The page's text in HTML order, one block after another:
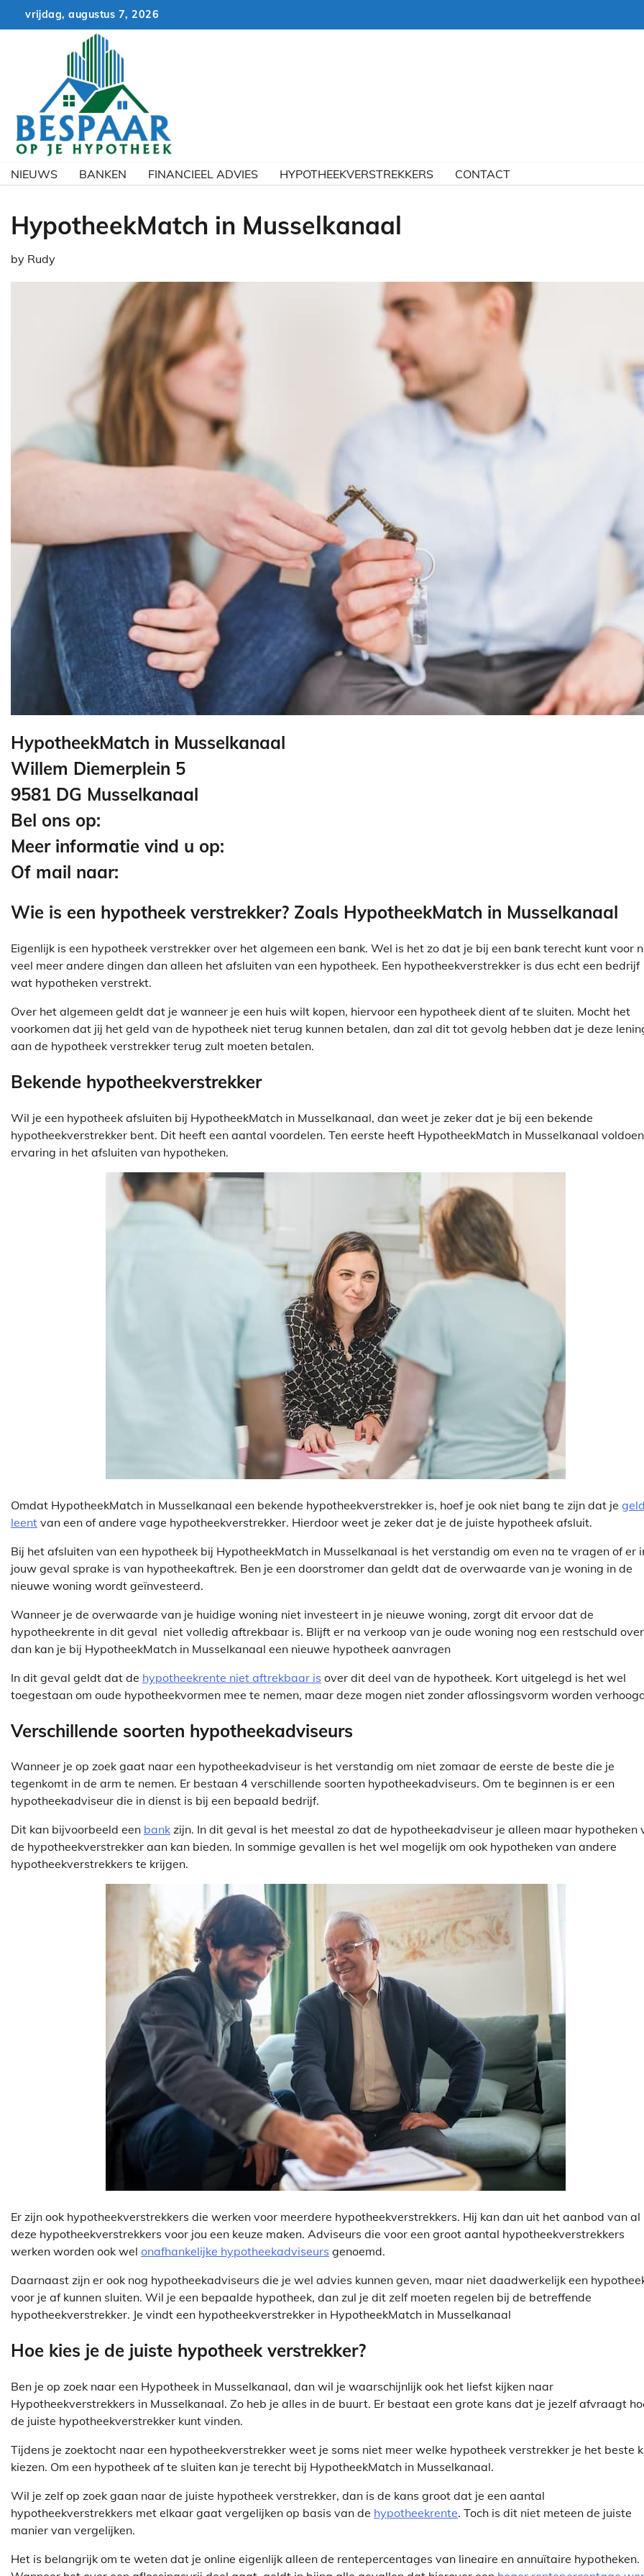
vrijdag, augustus 7, 2026
NIEUWS BANKEN FINANCIEEL ADVIES HYPOTHEEKVERSTREKKERS CONTACT
HypotheekMatch in Musselkanaal
by Rudy
HypotheekMatch in Musselkanaal
Willem Diemerplein 5
9581 DG Musselkanaal
Bel ons op:
Meer informatie vind u op:
Of mail naar:
Wie is een hypotheek verstrekker? Zoals HypotheekMatch in Musselkanaal
Eigenlijk is een hypotheek verstrekker over het algemeen een bank. Wel is het zo dat je bij een bank terecht kunt voor
veel meer andere dingen dan alleen het afsluiten van een hypotheek. Een hypotheekverstrekker is dus echt een bedrijf
wat hypotheken verstrekt.
Over het algemeen geldt dat je wanneer je een huis wilt kopen, hiervoor een hypotheek dient af te sluiten. Mocht het
voorkomen dat jij het geld van de hypotheek niet terug kunnen betalen, dan zal dit tot gevolg hebben dat je deze
aan de hypotheek verstrekker terug zult moeten betalen.
Bekende hypotheekverstrekker
Wil je een hypotheek afsluiten bij HypotheekMatch in Musselkanaal, dan weet je zeker dat je bij een bekende
hypotheekverstrekker bent. Dit heeft een aantal voordelen. Ten eerste heeft HypotheekMatch in Musselkanaal
ervaring in het afsluiten van hypotheken.
Omdat HypotheekMatch in Musselkanaal een bekende hypotheekverstrekker is, hoef je ook niet bang te zijn dat je
leent van een of andere vage hypotheekverstrekker. Hierdoor weet je zeker dat je de juiste hypotheek afsluit.
Bij het afsluiten van een hypotheek bij HypotheekMatch in Musselkanaal is het verstandig om even na te vragen of er
jouw geval sprake is van hypotheekaftrek. Ben je een doorstromer dan geldt dat de overwaarde van je woning in de
nieuwe woning wordt geïnvesteerd.
Wanneer je de overwaarde van je huidige woning niet investeert in je nieuwe woning, zorgt dit ervoor dat de
hypotheekrente in dit geval niet volledig aftrekbaar is. Blijft er na verkoop van je oude woning nog een restschuld
dan kan je bij HypotheekMatch in Musselkanaal een nieuwe hypotheek aanvragen
In dit geval geldt dat de hypotheekrente niet aftrekbaar is over dit deel van de hypotheek. Kort uitgelegd is het wel
toegestaan om oude hypotheekvormen mee te nemen, maar deze mogen niet zonder aflossingsvorm worden
Verschillende soorten hypotheekadviseurs
Wanneer je op zoek gaat naar een hypotheekadviseur is het verstandig om niet zomaar de eerste de beste die je
tegenkomt in de arm te nemen. Er bestaan 4 verschillende soorten hypotheekadviseurs. Om te beginnen is er een
hypotheekadviseur die in dienst is bij een bepaald bedrijf.
Dit kan bijvoorbeeld een bank zijn. In dit geval is het meestal zo dat de hypotheekadviseur je alleen maar hypotheken
de hypotheekverstrekker aan kan bieden. In sommige gevallen is het wel mogelijk om ook hypotheken van andere
hypotheekverstrekkers te krijgen.
Er zijn ook hypotheekverstrekkers die werken voor meerdere hypotheekverstrekkers. Hij kan dan uit het aanbod van al
deze hypotheekverstrekkers voor jou een keuze maken. Adviseurs die voor een groot aantal hypotheekverstrekkers
werken worden ook wel onafhankelijke hypotheekadviseurs genoemd.
Daarnaast zijn er ook nog hypotheekadviseurs die je wel advies kunnen geven, maar niet daadwerkelijk een
voor je af kunnen sluiten. Wil je een bepaalde hypotheek, dan zul je dit zelf moeten regelen bij de betreffende
hypotheekverstrekker. Je vindt een hypotheekverstrekker in HypotheekMatch in Musselkanaal
Hoe kies je de juiste hypotheek verstrekker?
Ben je op zoek naar een Hypotheek in Musselkanaal, dan wil je waarschijnlijk ook het liefst kijken naar
Hypotheekverstrekkers in Musselkanaal. Zo heb je alles in de buurt. Er bestaat een grote kans dat je jezelf afvraagt
de juiste hypotheekverstrekker kunt vinden.
Tijdens je zoektocht naar een hypotheekverstrekker weet je soms niet meer welke hypotheek verstrekker je het beste
kiezen. Om een hypotheek af te sluiten kan je terecht bij HypotheekMatch in Musselkanaal.
Wil je zelf op zoek gaan naar de juiste hypotheek verstrekker, dan is de kans groot dat je een aantal
hypotheekverstrekkers met elkaar gaat vergelijken op basis van de hypotheekrente. Toch is dit niet meteen de juiste
manier van vergelijken.
Het is belangrijk om te weten dat je online eigenlijk alleen de rentepercentages van lineaire en annuïtaire hypotheken.